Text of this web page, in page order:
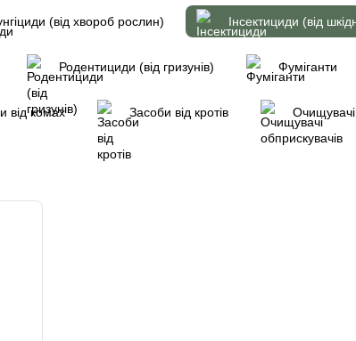
(від хвороб рослин) Інсектициди (від
Родентициди (від гризунів) Фуміганти
від комах Засоби від кротів Очищувачі